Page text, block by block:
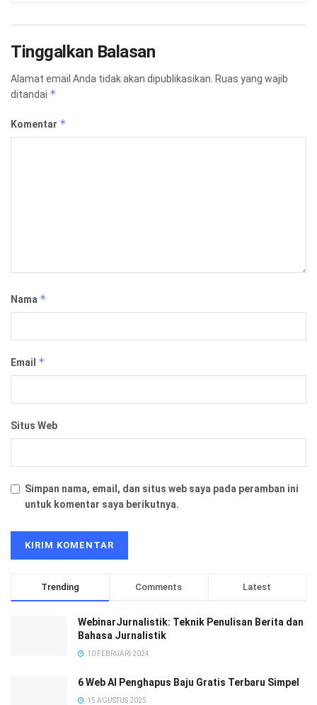
Tinggalkan Balasan
Alamat email Anda tidak akan dipublikasikan. Ruas yang wajib
ditandai *
Komentar *
Nama *
Email *
Situs Web
Simpan nama, email, dan situs web saya pada peramban ini
untuk komentar saya berikutnya.
Trending Comments Latest
WebinarJurnalistik: Teknik Penulisan Berita dan
Bahasa Jurnalistik
10 FEBRUARI 2024
6 Web AI Penghapus Baju Gratis Terbaru Simpel
15 AGUSTUS 2025